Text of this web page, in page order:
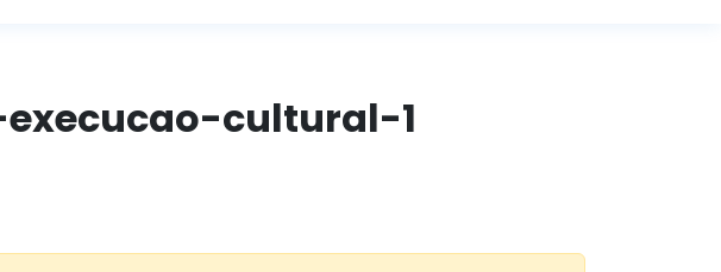
execucao-cultural-1